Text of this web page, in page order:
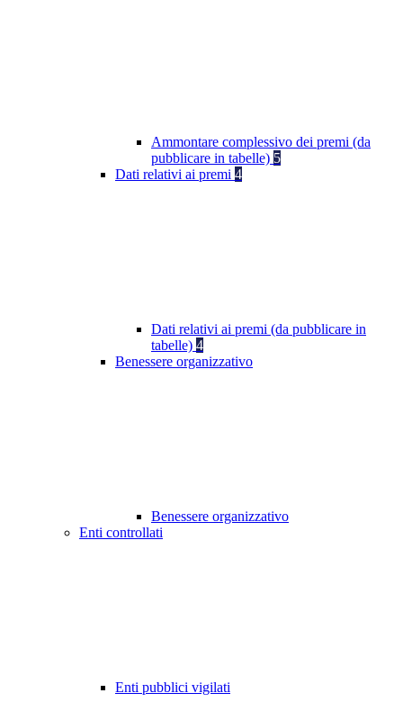
Ammontare complessivo dei premi (da
pubblicare in tabelle) 5
Dati relativi ai premi 4
Dati relativi ai premi (da pubblicare in
tabelle) 4
Benessere organizzativo
Benessere organizzativo
Enti controllati
Enti pubblici vigilati